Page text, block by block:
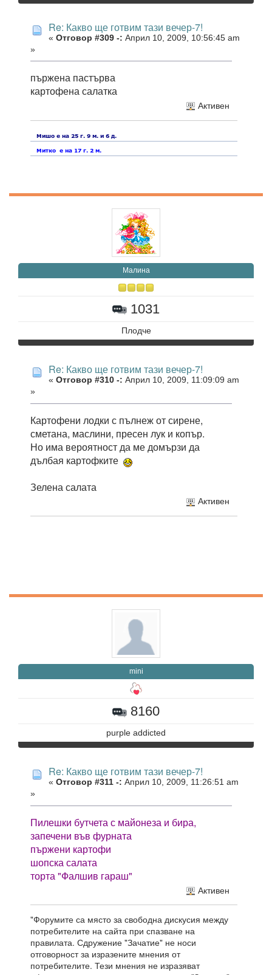
Re: Какво ще готвим тази вечер-7!
« Отговор #309 -: Април 10, 2009, 10:56:45 am
»
пържена пастърва
картофена салатка
Активен
Малина
1031
Плодче
Re: Какво ще готвим тази вечер-7!
« Отговор #310 -: Април 10, 2009, 11:09:09 am
»
Картофени лодки с пълнеж от сирене,
сметана, маслини, пресен лук и копър.
Но има вероятност да ме домързи да
дълбая картофките
Зелена салата
Активен
mini
8160
purple addicted
Re: Какво ще готвим тази вечер-7!
« Отговор #311 -: Април 10, 2009, 11:26:51 am
»
Пилешки бутчета с майонеза и бира,
запечени във фурната
пържени картофи
шопска салата
торта "Фалшив гараш"
Активен
"Форумите са място за свободна дискусия между
потребителите на сайта при спазване на
правилата. Сдружение "Зачатие" не носи
отговорност за изразените мнения от
потребителите. Тези мнения не изразяват